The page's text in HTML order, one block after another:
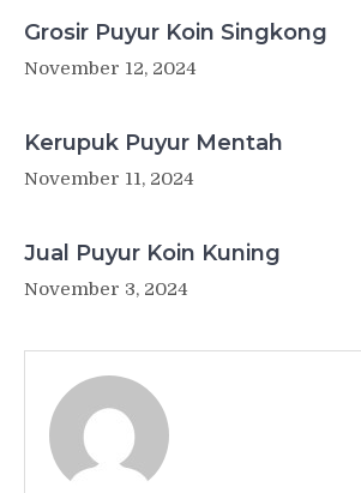
Grosir Puyur Koin Singkong
November 12, 2024
Kerupuk Puyur Mentah
November 11, 2024
Jual Puyur Koin Kuning
November 3, 2024